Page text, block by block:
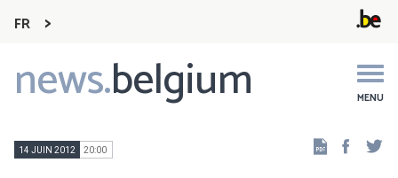
FR
news.belgium MENU
Main
navigation
14 JUIN 2012 20:00